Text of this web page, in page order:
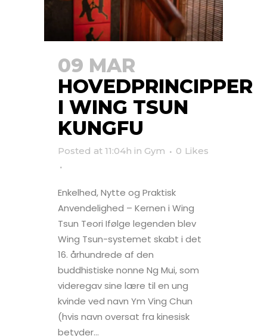
09 MAR
HOVEDPRINCIPPER
I WING TSUN
KUNGFU
Posted at 11:04h in Gym 0 Likes
Enkelhed, Nytte og Praktisk
Anvendelighed – Kernen i Wing
Tsun Teori Ifølge legenden blev
Wing Tsun-systemet skabt i det
16. århundrede af den
buddhistiske nonne Ng Mui, som
videregav sine lære til en ung
kvinde ved navn Ym Ving Chun
(hvis navn oversat fra kinesisk
betyder...